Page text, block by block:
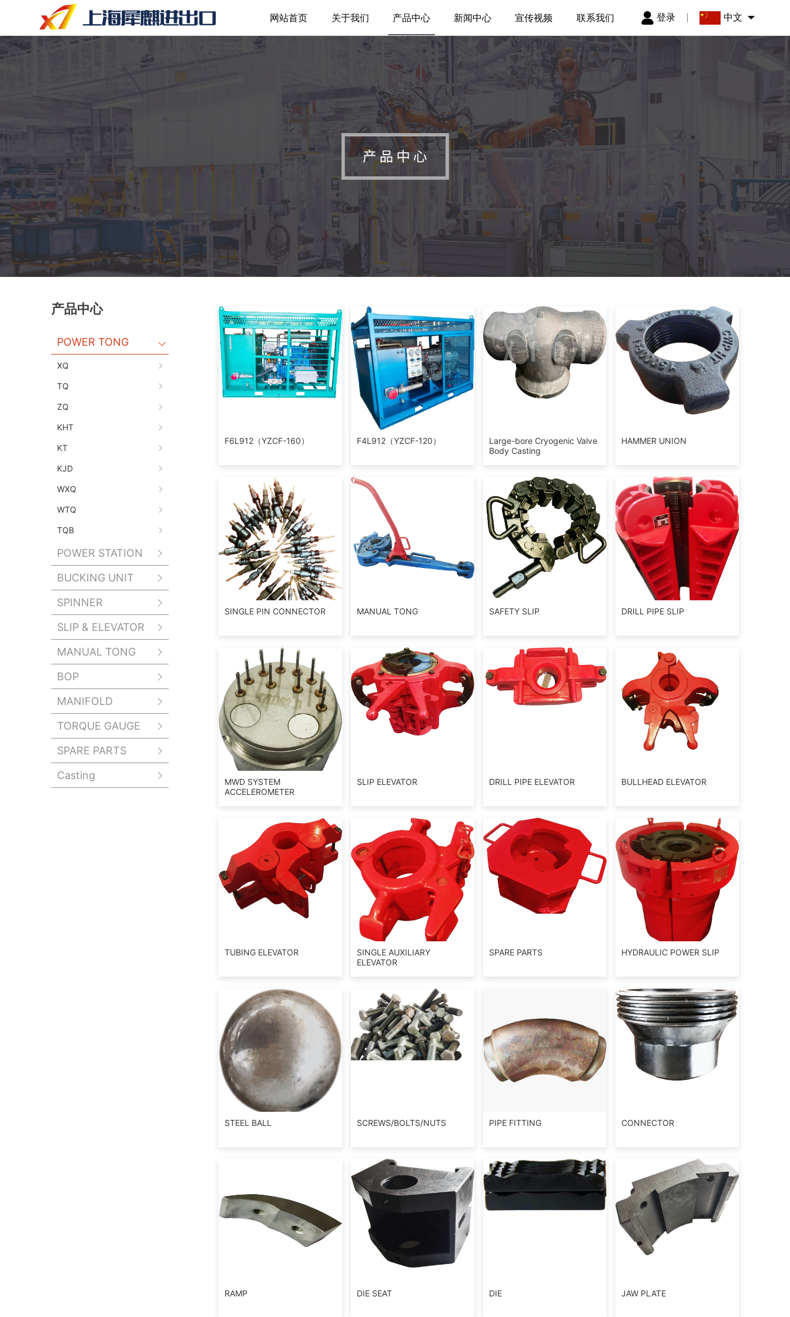
网站首页 关于我们 产品中心 新闻中心 宣传视频 联系我们 登录 中文
产品中心
POWER TONG
XQ
TQ
ZQ
KHT
KT
KJD
WXQ
WTQ
TQB
POWER STATION
BUCKING UNIT
SPINNER
SLIP & ELEVATOR
MANUAL TONG
BOP
MANIFOLD
TORQUE GAUGE
SPARE PARTS
Casting
F6L912（YZCF-160） F4L912（YZCF-120）
Large-bore Cryogenic Valve
Body Casting
HAMMER UNION
SINGLE PIN CONNECTOR MANUAL TONG SAFETY SLIP DRILL PIPE SLIP
MWD SYSTEM
ACCELEROMETER
SLIP ELEVATOR DRILL PIPE ELEVATOR BULLHEAD ELEVATOR
TUBING ELEVATOR
SINGLE AUXILIARY
ELEVATOR
SPARE PARTS HYDRAULIC POWER SLIP
STEEL BALL SCREWS/BOLTS/NUTS PIPE FITTING CONNECTOR
RAMP DIE SEAT DIE JAW PLATE